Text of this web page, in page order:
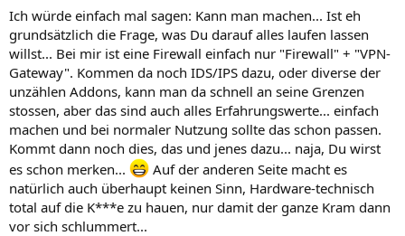
Ich würde einfach mal sagen: Kann man machen... Ist eh
grundsätzlich die Frage, was Du darauf alles laufen lassen
willst... Bei mir ist eine Firewall einfach nur "Firewall" + "VPN-
Gateway". Kommen da noch IDS/IPS dazu, oder diverse der
unzählen Addons, kann man da schnell an seine Grenzen
stossen, aber das sind auch alles Erfahrungswerte... einfach
machen und bei normaler Nutzung sollte das schon passen.
Kommt dann noch dies, das und jenes dazu... naja, Du wirst
es schon merken...
Auf der anderen Seite macht es
natürlich auch überhaupt keinen Sinn, Hardware-technisch
total auf die K***e zu hauen, nur damit der ganze Kram dann
vor sich schlummert...